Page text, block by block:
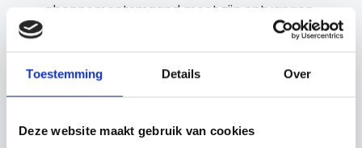
Toestemming Details Over
Deze website maakt gebruik van cookies
abonnementsmaand moet zijn ontvangen.
Bij automatische incasso zorgt de Dealer voor
voldoende saldo en een geldige machtiging.
Indien een incasso mislukt, kan Autoofy de
Dealer verzoeken het openstaande bedrag
handmatig te voldoen en, bij herhaalde